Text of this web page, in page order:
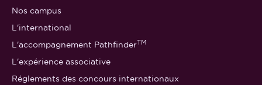
Nos campus
L'international
L'accompagnement PathfinderTM
L'expérience associative
Réglements des concours internationaux